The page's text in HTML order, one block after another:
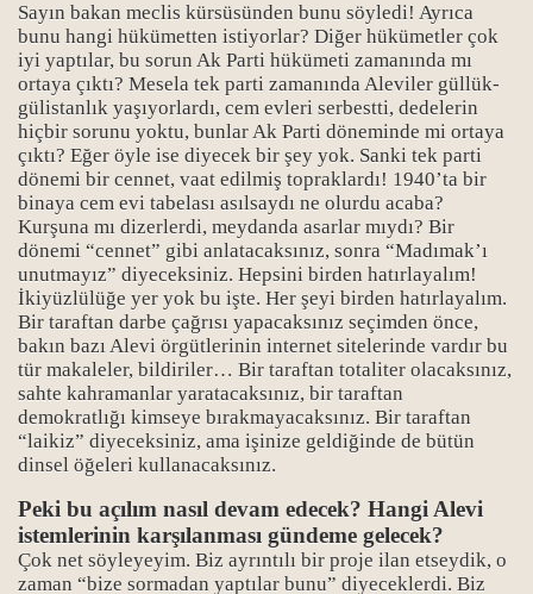
Sayın bakan meclis kürsüsünden bunu söyledi! Ayrıca
bunu hangi hükümetten istiyorlar? Diğer hükümetler çok
iyi yaptılar, bu sorun Ak Parti hükümeti zamanında mı
ortaya çıktı? Mesela tek parti zamanında Aleviler güllük-
gülistanlık yaşıyorlardı, cem evleri serbestti, dedelerin
hiçbir sorunu yoktu, bunlar Ak Parti döneminde mi ortaya
çıktı? Eğer öyle ise diyecek bir şey yok. Sanki tek parti
dönemi bir cennet, vaat edilmiş topraklardı! 1940’ta bir
binaya cem evi tabelası asılsaydı ne olurdu acaba?
Kurşuna mı dizerlerdi, meydanda asarlar mıydı? Bir
dönemi “cennet” gibi anlatacaksınız, sonra “Madımak’ı
unutmayız” diyeceksiniz. Hepsini birden hatırlayalım!
İkiyüzlülüğe yer yok bu işte. Her şeyi birden hatırlayalım.
Bir taraftan darbe çağrısı yapacaksınız seçimden önce,
bakın bazı Alevi örgütlerinin internet sitelerinde vardır bu
tür makaleler, bildiriler… Bir taraftan totaliter olacaksınız,
sahte kahramanlar yaratacaksınız, bir taraftan
demokratlığı kimseye bırakmayacaksınız. Bir taraftan
“laikiz” diyeceksiniz, ama işinize geldiğinde de bütün
dinsel öğeleri kullanacaksınız.
Peki bu açılım nasıl devam edecek? Hangi Alevi
istemlerinin karşılanması gündeme gelecek?
Çok net söyleyeyim. Biz ayrıntılı bir proje ilan etseydik, o
zaman “bize sormadan yaptılar bunu” diyeceklerdi. Biz